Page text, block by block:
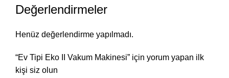
Değerlendirmeler
Henüz değerlendirme yapılmadı.
“Ev Tipi Eko II Vakum Makinesi” için yorum yapan ilk
kişi siz olun